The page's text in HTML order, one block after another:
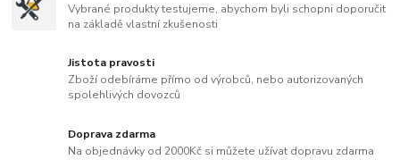
Vybrané produkty testujeme, abychom byli schopni doporučit
na základě vlastní zkušenosti
Jistota pravosti
Zboží odebíráme přímo od výrobců, nebo autorizovaných
spolehlivých dovozců
Doprava zdarma
Na objednávky od 2000Kč si můžete užívat dopravu zdarma